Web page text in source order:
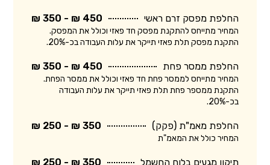
החלפת מפסק זרם ראשי 450 ₪ - 350 ₪
המחיר מתייחס להתקנת מפסק חד פאזי וכולל את המפסק.
התקנת מפסק תלת פאזי תייקר את עלות העבודה בכ-20%.
החלפת ממסר פחת 450 ₪ - 350 ₪
המחיר מתייחס לממסר פחת חד פאזי וכולל את ממסר הפחת.
התקנת ממספר פחת תלת פאזי תייקר את עלות העבודה
בכ-20%.
החלפת מאמ"ת (פקק) 350 ₪ - 250 ₪
המחיר כולל את המאמ"ת
תיקון מגעים בלוח החשמל 350 ₪ - 250 ₪